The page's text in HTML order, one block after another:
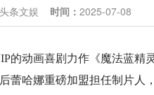
头条文娱 时间： 2025-07-08
的动画喜剧力作《魔法蓝精
蕾哈娜重磅加盟担任制片人